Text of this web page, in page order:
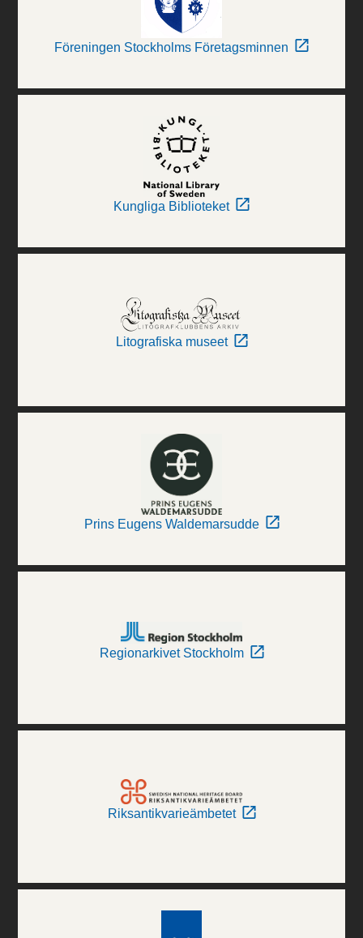
Föreningen Stockholms Företagsminnen
Kungliga Biblioteket
Litografiska museet
Prins Eugens Waldemarsudde
Regionarkivet Stockholm
Riksantikvarieämbetet